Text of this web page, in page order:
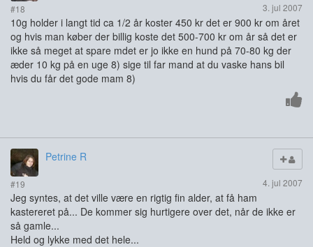
#18 3. jul 2007
10g holder i langt tid ca 1/2 år koster 450 kr det er 900 kr om året
og hvis man køber der billig koste det 500-700 kr om år så det er
ikke så meget at spare mdet er jo ikke en hund på 70-80 kg der
æder 10 kg på en uge 8) sige til far mand at du vaske hans bil
hvis du får det gode mam 8)
Petrine R
#19 4. jul 2007
Jeg syntes, at det ville være en rigtig fin alder, at få ham
kastereret på... De kommer sig hurtigere over det, når de ikke er
så gamle...
Held og lykke med det hele...